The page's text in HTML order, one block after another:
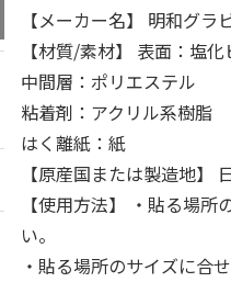
【メーカー名】 明和グラ
【材質/素材】 表面：塩
中間層：ポリエステル
粘着剤：アクリル系樹脂
はく離紙：紙
【原産国または製造地】
【使用方法】 ・貼る場
い。
・貼る場所のサイズに合